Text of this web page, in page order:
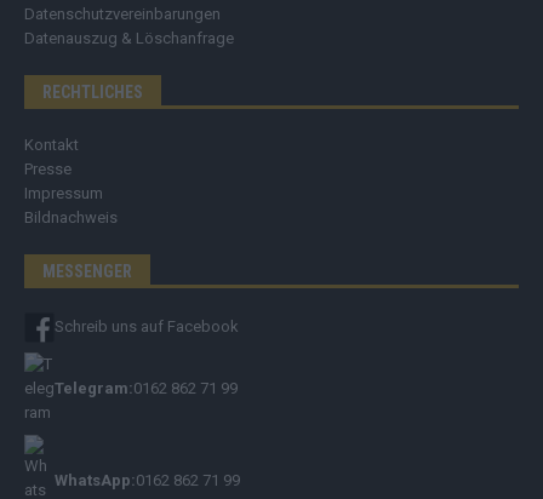
Datenschutzvereinbarungen
Datenauszug & Löschanfrage
RECHTLICHES
Kontakt
Presse
Impressum
Bildnachweis
MESSENGER
Schreib uns auf Facebook
Telegram:0162 862 71 99
WhatsApp:0162 862 71 99